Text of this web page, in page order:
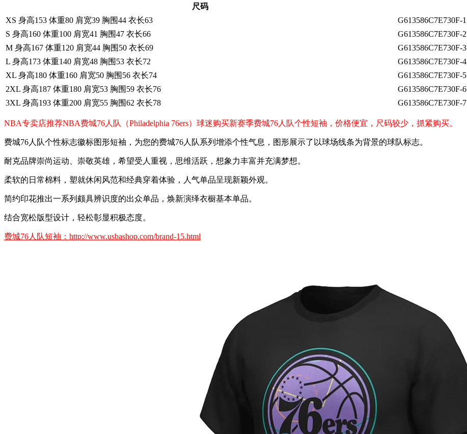
尺码
XS 身高153 体重80 肩宽39 胸围44 衣长63
G613586C7E730F-1
S 身高160 体重100 肩宽41 胸围47 衣长66
G613586C7E730F-2
M 身高167 体重120 肩宽44 胸围50 衣长69
G613586C7E730F-3
L 身高173 体重140 肩宽48 胸围53 衣长72
G613586C7E730F-4
XL 身高180 体重160 肩宽50 胸围56 衣长74
G613586C7E730F-5
2XL 身高187 体重180 肩宽53 胸围59 衣长76
G613586C7E730F-6
3XL 身高193 体重200 肩宽55 胸围62 衣长78
G613586C7E730F-7
NBA专卖店推荐NBA费城76人队（Philadelphia 76ers）球迷购买新赛季费城76人队个性短袖，价格便宜，尺码较少，抓紧购买。
费城76人队个性标志徽标图形短袖，为您的费城76人队系列增添个性气息，图形展示了以球场线条为背景的球队标志。
耐克品牌崇尚运动、崇敬英雄，希望受人重视，思维活跃，想象力丰富并充满梦想。
柔软的日常棉料，塑就休闲风范和经典穿着体验，人气单品呈现新颖外观。
简约印花推出一系列颇具辨识度的出众单品，焕新演绎衣橱基本单品。
结合宽松版型设计，轻松彰显积极态度。
费城76人队短袖：http://www.usbashop.com/brand-15.html